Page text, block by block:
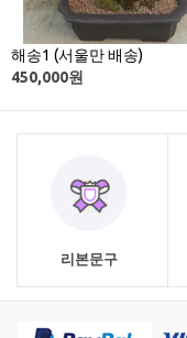
해송1 (서울만 배송)
450,000원
리본문구